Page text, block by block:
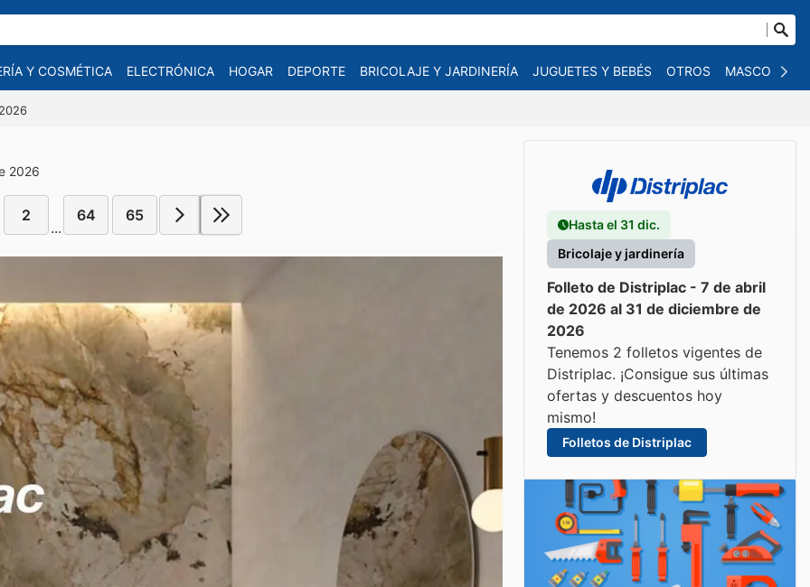
Y COSMÉTICA ELECTRÓNICA HOGAR DEPORTE BRICOLAJE Y JARDINERÍA JUGUETES Y BEBÉS OTROS MASCOTAS
2026
2
...
64 65
Hasta el 31 dic.
Bricolaje y jardinería
Folleto de Distriplac - 7 de abril
de 2026 al 31 de diciembre de
2026
Tenemos 2 folletos vigentes de
Distriplac. ¡Consigue sus últimas
ofertas y descuentos hoy
mismo!
Folletos de Distriplac